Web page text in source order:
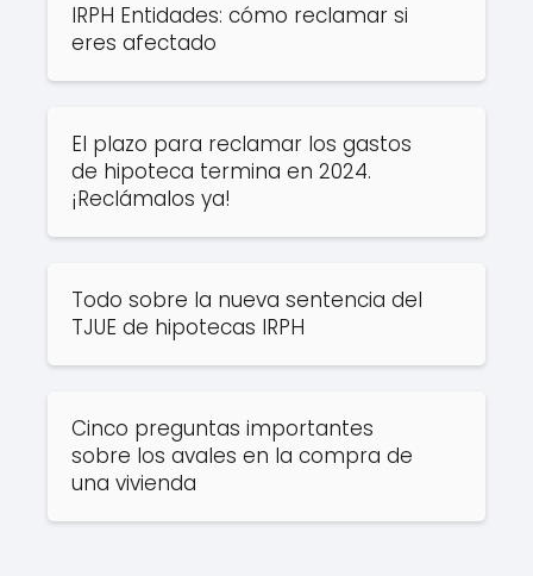
IRPH Entidades: cómo reclamar si
eres afectado
El plazo para reclamar los gastos
de hipoteca termina en 2024.
¡Reclámalos ya!
Todo sobre la nueva sentencia del
TJUE de hipotecas IRPH
Cinco preguntas importantes
sobre los avales en la compra de
una vivienda